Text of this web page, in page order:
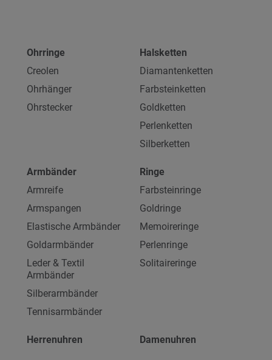
Ohrringe
Creolen
Ohrhänger
Ohrstecker
Halsketten
Diamantenketten
Farbsteinketten
Goldketten
Perlenketten
Silberketten
Armbänder
Armreife
Armspangen
Elastische Armbänder
Goldarmbänder
Leder & Textil
Armbänder
Silberarmbänder
Tennisarmbänder
Ringe
Farbsteinringe
Goldringe
Memoireringe
Perlenringe
Solitaireringe
Herrenuhren Damenuhren